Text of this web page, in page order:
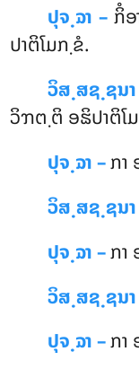
ປຸຈ຺ຉາ – ກິໍ
ປາຕິໂມກ຺ຂໍ.
ວິສ຺ສຊ຺ຊນ
ວິຠຕ຺ຕິ ອຘິປາຕິໂ
ປຸຈ຺ຉາ –ກາ
ວິສ຺ສຊ຺ຊນາ
ປຸຈ຺ຉາ –ກາ
ວິສ຺ສຊ຺ຊນາ
ປຸຈ຺ຉາ –ກາ